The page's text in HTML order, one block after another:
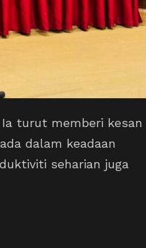
turut memberi kesan
dalam keadaan
seharian juga